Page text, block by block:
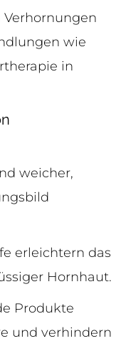
wie
in
weicher,
erleichtern das
Hornhaut.
Produkte
und verhindern